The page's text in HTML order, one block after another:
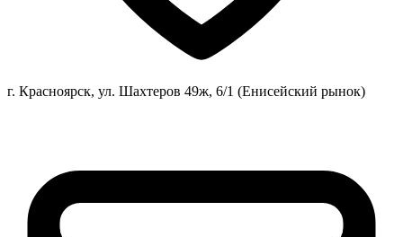
г. Красноярск, ул. Шахтеров 49ж, 6/1 (Енисейский рынок)